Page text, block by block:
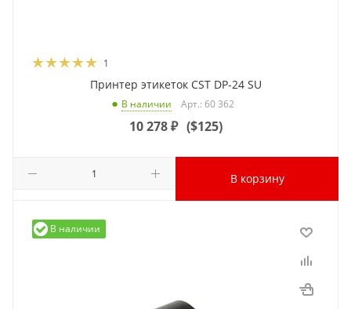
1
Принтер этикеток CST DP-24 SU
В наличии Арт.: 60 362
10 278₽ ($125)
В корзину
В наличии